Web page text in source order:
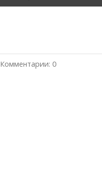
Комментарии: 0